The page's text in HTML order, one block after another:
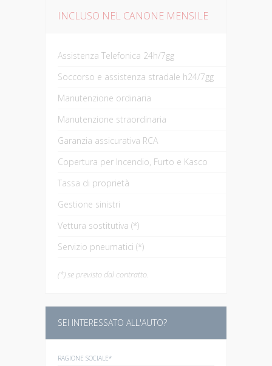
INCLUSO NEL CANONE MENSILE
Assistenza Telefonica 24h/7gg
Soccorso e assistenza stradale h24/7gg
Manutenzione ordinaria
Manutenzione straordinaria
Garanzia assicurativa RCA
Copertura per Incendio, Furto e Kasco
Tassa di proprietà
Gestione sinistri
Vettura sostitutiva (*)
Servizio pneumatici (*)
(*) se previsto dal contratto.
SEI INTERESSATO ALL'AUTO?
RAGIONE SOCIALE*